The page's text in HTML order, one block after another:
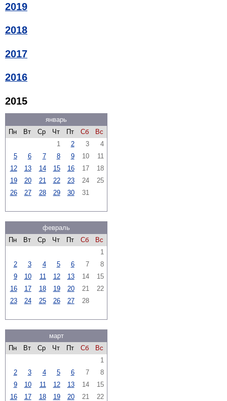
2019
2018
2017
2016
2015
январь
Пн
Вт Ср Чт Пт Сб
Вс
1
2 3
4
5
6 7 8 9 10
11
12
13 14 15 16 17
18
19
20 21 22 23 24
25
26
27 28 29 30 31
февраль
Пн
Вт Ср Чт Пт Сб
Вс
1
2
3 4 5 6 7
8
9
10 11 12 13 14
15
16
17 18 19 20 21
22
23
24 25 26 27 28
март
Пн
Вт Ср Чт Пт Сб
Вс
1
2
3 4 5 6 7
8
9
10 11 12 13 14
15
16
17 18 19 20 21
22